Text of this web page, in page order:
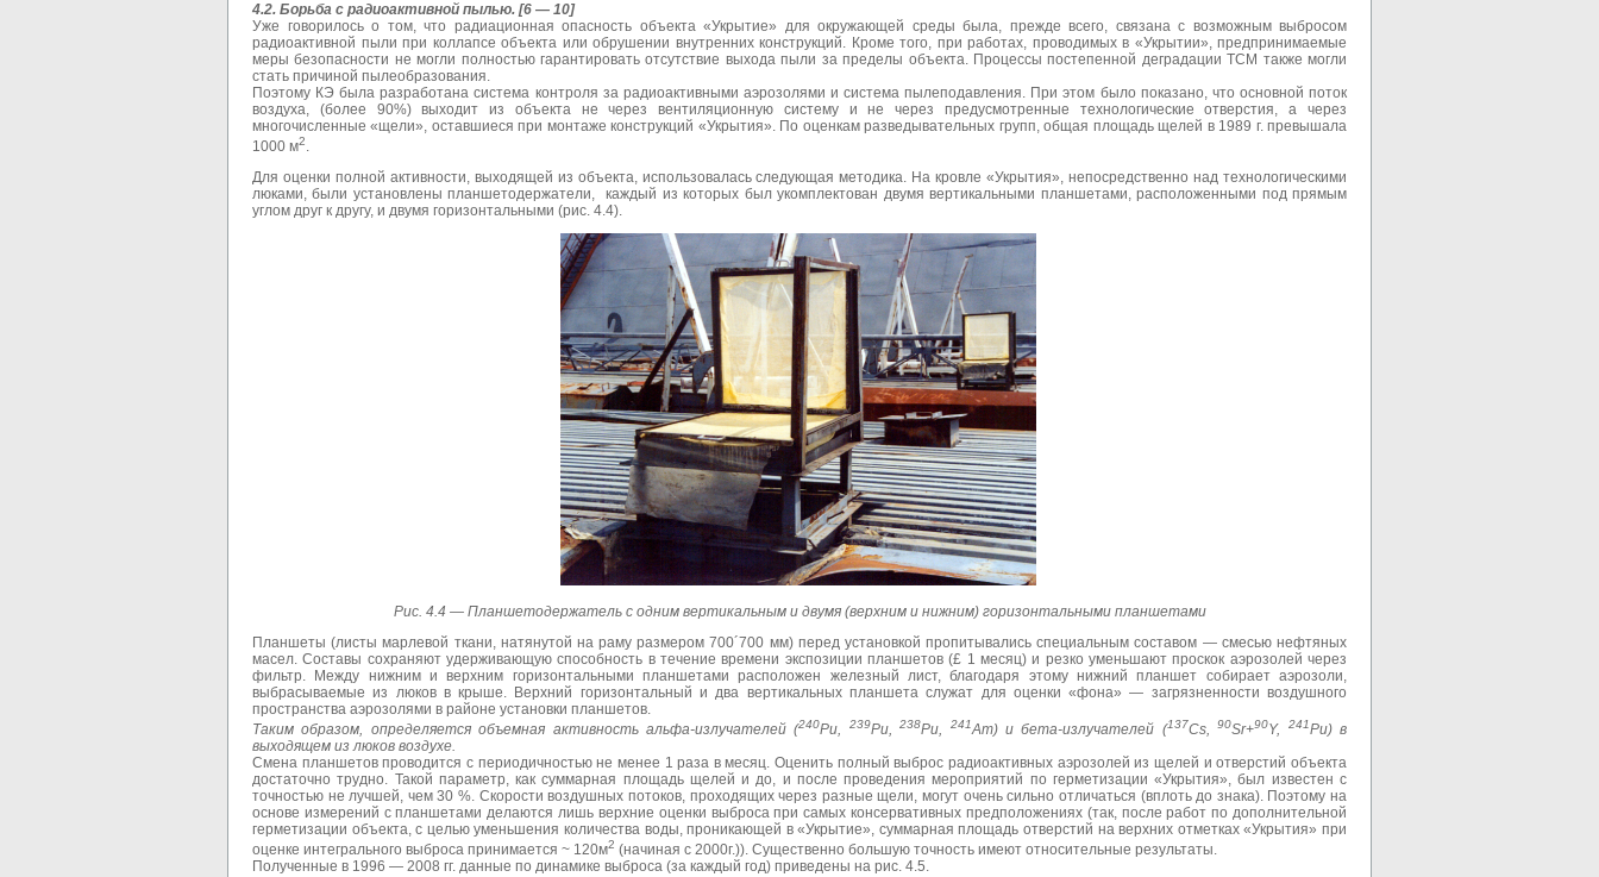
4.2. Борьба с радиоактивной пылью. [6 — 10]
Уже говорилось о том, что радиационная опасность объекта «Укрытие» для окружающей среды была, прежде всего, связана с возможным выбросом
радиоактивной пыли при коллапсе объекта или обрушении внутренних конструкций. Кроме того, при работах, проводимых в «Укрытии», предпринимаемые
меры безопасности не могли полностью гарантировать отсутствие выхода пыли за пределы объекта. Процессы постепенной деградации ТСМ также могли
стать причиной пылеобразования.
Поэтому КЭ была разработана система контроля за радиоактивными аэрозолями и система пылеподавления. При этом было показано, что основной поток
воздуха, (более 90%) выходит из объекта не через вентиляционную систему и не через предусмотренные технологические отверстия, а через
многочисленные «щели», оставшиеся при монтаже конструкций «Укрытия». По оценкам разведывательных групп, общая площадь щелей в 1989 г. превышала
1000 м2.
Для оценки полной активности, выходящей из объекта, использовалась следующая методика. На кровле «Укрытия», непосредственно над технологическими
люками, были установлены планшетодержатели, каждый из которых был укомплектован двумя вертикальными планшетами, расположенными под прямым
углом друг к другу, и двумя горизонтальными (рис. 4.4).
Рис. 4.4 — Планшетодержатель с одним вертикальным и двумя (верхним и нижним) горизонтальными планшетами
Планшеты (листы марлевой ткани, натянутой на раму размером 700´700 мм) перед установкой пропитывались специальным составом — смесью нефтяных
масел. Составы сохраняют удерживающую способность в течение времени экспозиции планшетов (£ 1 месяц) и резко уменьшают проскок аэрозолей через
фильтр. Между нижним и верхним горизонтальными планшетами расположен железный лист, благодаря этому нижний планшет собирает аэрозоли,
выбрасываемые из люков в крыше. Верхний горизонтальный и два вертикальных планшета служат для оценки «фона» — загрязненности воздушного
пространства аэрозолями в районе установки планшетов.
Таким образом, определяется объемная активность альфа-излучателей (240Pu, 239Pu,238Pu, 241Am) и бета-излучателей (137Cs,90Sr+90Y, 241Pu) в
выходящем из люков воздухе.
Смена планшетов проводится с периодичностью не менее 1 раза в месяц. Оценить полный выброс радиоактивных аэрозолей из щелей и отверстий объекта
достаточно трудно. Такой параметр, как суммарная площадь щелей и до, и после проведения мероприятий по герметизации «Укрытия», был известен с
точностью не лучшей, чем 30 %. Скорости воздушных потоков, проходящих через разные щели, могут очень сильно отличаться (вплоть до знака). Поэтому на
основе измерений с планшетами делаются лишь верхние оценки выброса при самых консервативных предположениях (так, после работ по дополнительной
герметизации объекта, с целью уменьшения количества воды, проникающей в «Укрытие», суммарная площадь отверстий на верхних отметках «Укрытия» при
оценке интегрального выброса принимается ~ 120м2 (начиная с 2000г.)). Существенно большую точность имеют относительные результаты.
Полученные в 1996 — 2008 гг. данные по динамике выброса (за каждый год) приведены на рис. 4.5.